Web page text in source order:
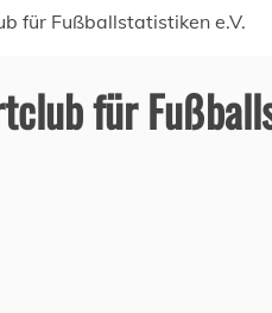
für Fußballstatistiken e.V.
für